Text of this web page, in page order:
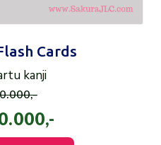
Cards
kanji